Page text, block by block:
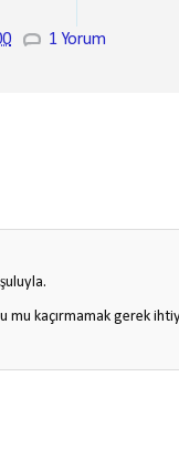
1 Yorum
kaçırmamak gerek